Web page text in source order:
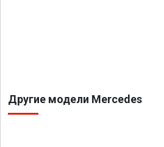
Другие модели Mercedes